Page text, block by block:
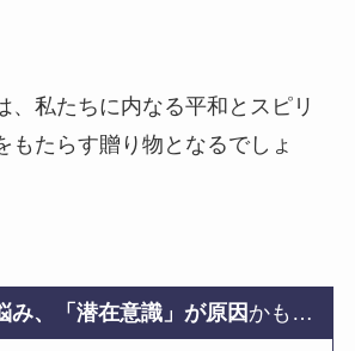
、私たちに内なる平和とスピリ
もたらす贈り物となるでしょ
み、「潜在意識」が原因 かも…